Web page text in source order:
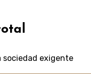
sociedad exigente